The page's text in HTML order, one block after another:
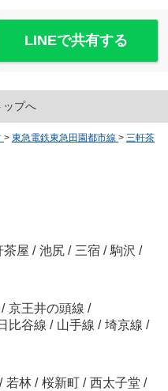
LINEで共有する
ップへ
> 東急電鉄東急田園都市線 > 三軒茶
茶屋 / 池尻 / 三宿 / 駒沢 /
/ 京王井の頭線 /
比谷線 / 山手線 / 埼京線 /
/ 若林 / 桜新町 / 西太子堂 /